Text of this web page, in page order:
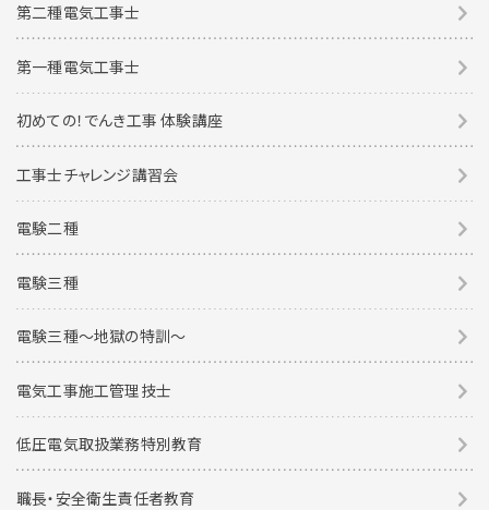
第二種電気工事士
第一種電気工事士
初めての！でんき工事 体験講座
工事士チャレンジ講習会
電験二種
電験三種
電験三種〜地獄の特訓〜
電気工事施工管理技士
低圧電気取扱業務特別教育
職長・安全衛生責任者教育